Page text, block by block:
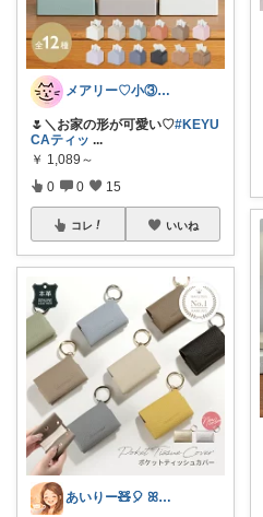
メアリー♡小③女の子のママ•᎑•ꕤ
🌷＼お家の形が可愛い♡#KEYU
CAティッ ...
￥ 1,089～
0 0 15
コレ いいね
あいりー🧸🎈 ꕤ毎日を快適にꕤ